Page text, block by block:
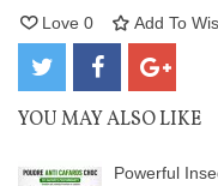
Love 0 Add To
YOU MAY ALSO LIKE
Powerful